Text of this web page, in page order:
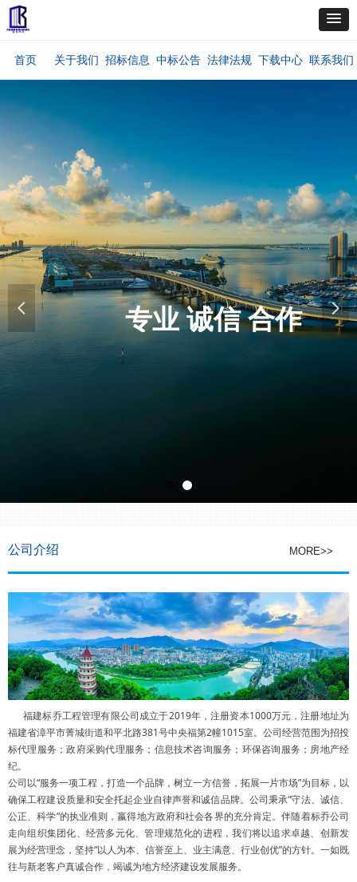
首页 关于我们 招标信息 中标公告 法律法规 下载中心 联系我们
福建标乔工程管理有限公司成立于2019年，注册资本1000万元，注册地址为
福建省漳平市菁城街道和平北路381号中央福第2幢1015室。公司经营范围为招投
标代理服务；政府采购代理服务；信息技术咨询服务；环保咨询服务；房地产经
纪。
公司以“服务一项工程，打造一个品牌，树立一方信誉，拓展一片市场”为目标，以
确保工程建设质量和安全托起企业自律声誉和诚信品牌。公司秉承“守法、诚信、
公正、科学”的执业准则，嬴得地方政府和社会各界的充分肯定。伴随着标乔公司
走向组织集团化、经营多元化、管理规范化的进程，我们将以追求卓越、创新发
展为经营理念，坚持“以人为本、信誉至上、业主满意、行业创优”的方针。一如既
往与新老客户真诚合作，竭诚为地方经济建设发展服务。
公司介绍 MORE>>
专业 诚信 合作
넳 넲